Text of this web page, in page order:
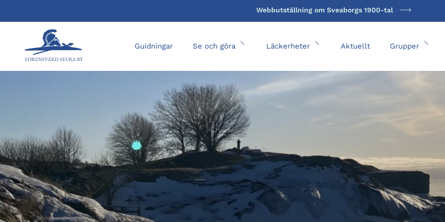
Webbutställning om Sveaborgs 1900-tal
EHRENSVÄRD-SEURA RY
Guidningar Se och göra Öppna undermeny
Läckerheter Öppna undermeny
Aktuellt Grupper